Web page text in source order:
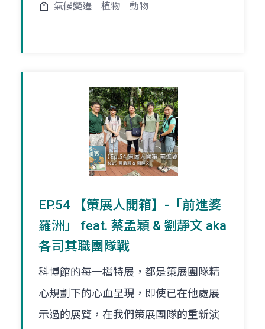
氣候變遷 植物 動物
EP.54 【策展人開箱】-「前進婆
羅洲」 feat. 蔡孟穎 & 劉靜文 aka
各司其職團隊戰
科博館的每一檔特展，都是策展團隊精
心規劃下的心血呈現，即使已在他處展
示過的展覽，在我們策展團隊的重新演